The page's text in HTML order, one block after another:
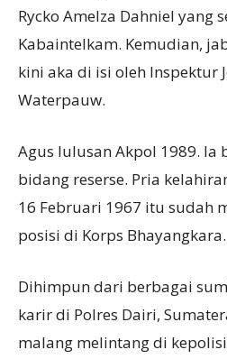
Rycko Amelza Dahniel yang
Kabaintelkam. Kemudian,
kini aka di isi oleh Inspektur
Waterpauw.
Agus lulusan Akpol 1989. Ia
bidang reserse. Pria
16 Februari 1967 itu sudah
posisi di Korps Bhayangkara.
Dihimpun dari berbagai
karir di Polres Dairi,
malang melintang di